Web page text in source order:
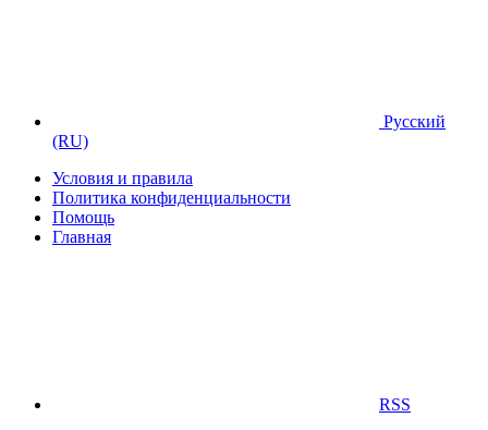
Русский
(RU)
Условия и правила
Политика конфиденциальности
Помощь
Главная
RSS